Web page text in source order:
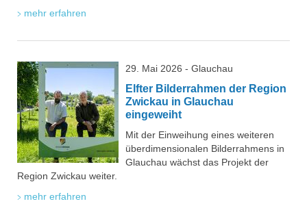
mehr erfahren
29. Mai 2026 - Glauchau
Elfter Bilderrahmen der Region
Zwickau in Glauchau
eingeweiht
Mit der Einweihung eines weiteren
überdimensionalen Bilderrahmens in
Glauchau wächst das Projekt der
Region Zwickau weiter.
mehr erfahren